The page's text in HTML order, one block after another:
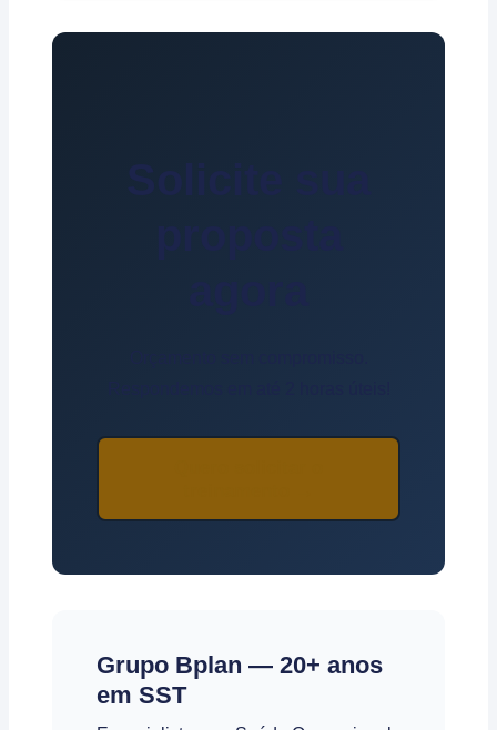
Grupo Bplan — 20+ anos
em SST